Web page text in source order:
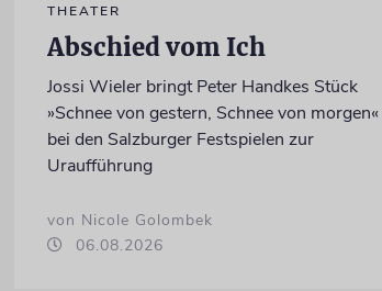
THEATER
Abschied vom Ich
Jossi Wieler bringt Peter Handkes Stück
»Schnee von gestern, Schnee von morgen«
bei den Salzburger Festspielen zur
Uraufführung
von Nicole Golombek
06.08.2026